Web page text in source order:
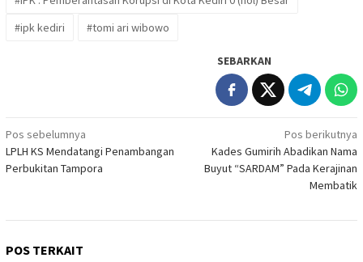
#ipk kediri
#tomi ari wibowo
SEBARKAN
Navigasi
pos
Pos sebelumnya
LPLH KS Mendatangi Penambangan
Perbukitan Tampora
Pos berikutnya
Kades Gumirih Abadikan Nama
Buyut “SARDAM” Pada Kerajinan
Membatik
POS TERKAIT